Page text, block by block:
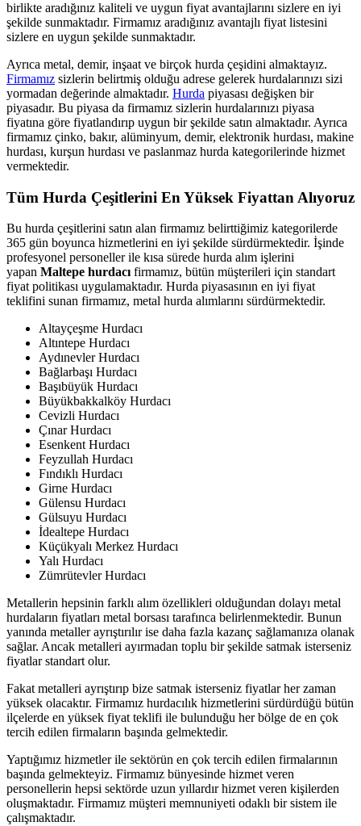
birlikte aradığınız kaliteli ve uygun fiyat avantajlarını sizlere en iyi
şekilde sunmaktadır. Firmamız aradığınız avantajlı fiyat listesini
sizlere en uygun şekilde sunmaktadır.
Ayrıca metal, demir, inşaat ve birçok hurda çeşidini almaktayız.
Firmamız sizlerin belirtmiş olduğu adrese gelerek hurdalarınızı sizi
yormadan değerinde almaktadır. Hurda piyasası değişken bir
piyasadır. Bu piyasa da firmamız sizlerin hurdalarınızı piyasa
fiyatına göre fiyatlandırıp uygun bir şekilde satın almaktadır. Ayrıca
firmamız çinko, bakır, alüminyum, demir, elektronik hurdası, makine
hurdası, kurşun hurdası ve paslanmaz hurda kategorilerinde hizmet
vermektedir.
Tüm Hurda Çeşitlerini En Yüksek Fiyattan Alıyoruz
Bu hurda çeşitlerini satın alan firmamız belirttiğimiz kategorilerde
365 gün boyunca hizmetlerini en iyi şekilde sürdürmektedir. İşinde
profesyonel personeller ile kısa sürede hurda alım işlerini
yapan Maltepe hurdacıfirmamız, bütün müşterileri için standart
fiyat politikası uygulamaktadır. Hurda piyasasının en iyi fiyat
teklifini sunan firmamız, metal hurda alımlarını sürdürmektedir.
Altayçeşme Hurdacı
Altıntepe Hurdacı
Aydınevler Hurdacı
Bağlarbaşı Hurdacı
Başıbüyük Hurdacı
Büyükbakkalköy Hurdacı
Cevizli Hurdacı
Çınar Hurdacı
Esenkent Hurdacı
Feyzullah Hurdacı
Fındıklı Hurdacı
Girne Hurdacı
Gülensu Hurdacı
Gülsuyu Hurdacı
İdealtepe Hurdacı
Küçükyalı Merkez Hurdacı
Yalı Hurdacı
Zümrütevler Hurdacı
Metallerin hepsinin farklı alım özellikleri olduğundan dolayı metal
hurdaların fiyatları metal borsası tarafınca belirlenmektedir. Bunun
yanında metaller ayrıştırılır ise daha fazla kazanç sağlamanıza olanak
sağlar. Ancak metalleri ayırmadan toplu bir şekilde satmak isterseniz
fiyatlar standart olur.
Fakat metalleri ayrıştırıp bize satmak isterseniz fiyatlar her zaman
yüksek olacaktır. Firmamız hurdacılık hizmetlerini sürdürdüğü bütün
ilçelerde en yüksek fiyat teklifi ile bulunduğu her bölge de en çok
tercih edilen firmaların başında gelmektedir.
Yaptığımız hizmetler ile sektörün en çok tercih edilen firmalarının
başında gelmekteyiz. Firmamız bünyesinde hizmet veren
personellerin hepsi sektörde uzun yıllardır hizmet veren kişilerden
oluşmaktadır. Firmamız müşteri memnuniyeti odaklı bir sistem ile
çalışmaktadır.